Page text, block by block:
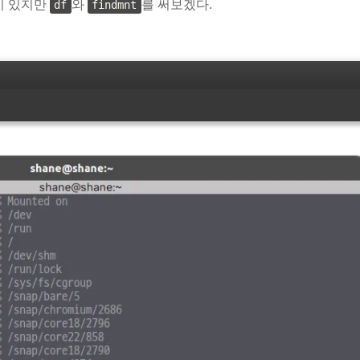
있지만 df 와 findmnt 를 써보겠다.